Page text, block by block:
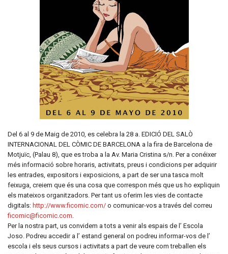
Del 6 al 9 de Maig de 2010, es celebra la 28 a. EDICIÓ DEL SALÒ
INTERNACIONAL DEL CÒMIC DE BARCELONA a la fira de Barcelona de
Motjuïc, (Palau 8), que es troba a la Av. Maria Cristina s/n. Per a conéixer
més informació sobre horaris, activitats, preus i condicions per adquirir
les entrades, expositors i exposicions, a part de ser una tasca molt
feixuga, creiem que és una cosa que correspon més que us ho expliquin
els mateixos organitzadors. Per tant us oferim les vies de contacte
digitals: http://www.ficomic.com/ o comunicar-vos a través del correu
ficomic@ficomic.com.
Per la nostra part, us convidem a tots a venir als espais de l’ Escola
Joso. Podreu accedir a l’ estand general on podreu informar-vos de l’
escola i els seus cursos i activitats a part de veure com treballen els